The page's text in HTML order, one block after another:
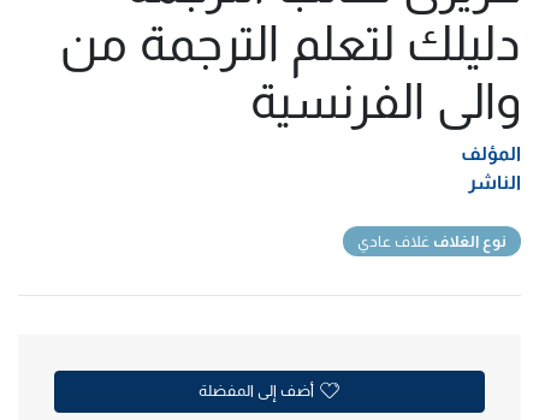
دليلك لتعلم الترجمة من
والى الفرنسية
المؤلف
الناشر
نوع الغلاف غلاف عادي
أضف إلى المفضلة